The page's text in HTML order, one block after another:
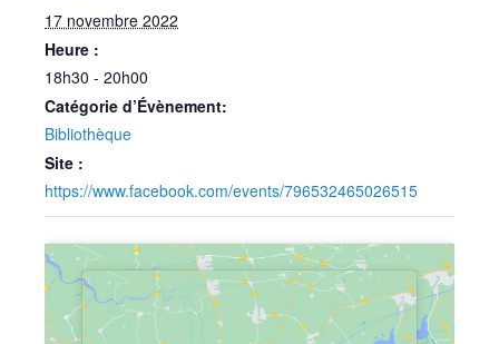
17 novembre 2022
Heure :
18h30 - 20h00
Catégorie d’Évènement:
Bibliothèque
Site :
https://www.facebook.com/events/796532465026515